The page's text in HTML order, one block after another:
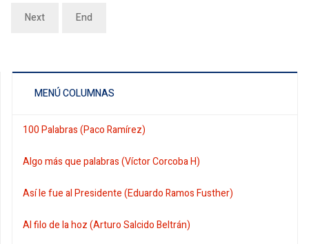
Next End
MENÚ COLUMNAS
100 Palabras (Paco Ramírez)
Algo más que palabras (Víctor Corcoba H)
Así le fue al Presidente (Eduardo Ramos Fusther)
Al filo de la hoz (Arturo Salcido Beltrán)